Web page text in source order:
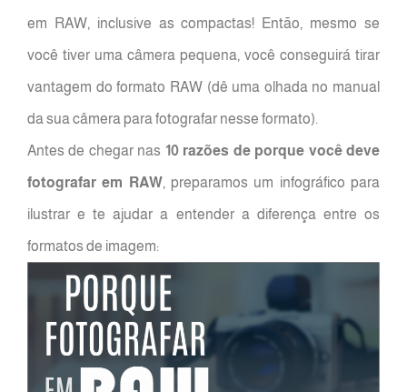
em RAW, inclusive as compactas! Então, mesmo se
você tiver uma câmera pequena, você conseguirá tirar
vantagem do formato RAW (dê uma olhada no manual
da sua câmera para fotografar nesse formato).
Antes de chegar nas 10 razões de porque você deve
fotografar em RAW, preparamos um infográfico para
ilustrar e te ajudar a entender a diferença entre os
formatos de imagem: